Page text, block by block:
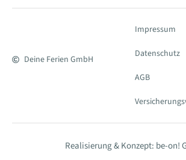
Deine Ferien GmbH
Impressum
Datenschutz
AGB
Realisierung & Konzept: be-on!